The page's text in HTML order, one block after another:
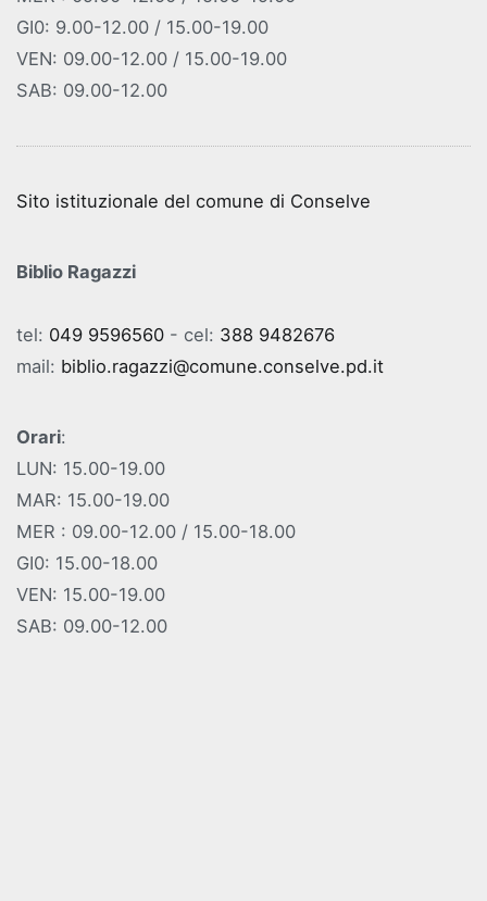
GI0: 9.00-12.00 / 15.00-19.00
VEN: 09.00-12.00 / 15.00-19.00
SAB: 09.00-12.00
Sito istituzionale del comune di Conselve
Biblio Ragazzi
tel: 049 9596560 - cel: 388 9482676
mail: biblio.ragazzi@comune.conselve.pd.it
Orari:
LUN: 15.00-19.00
MAR: 15.00-19.00
MER : 09.00-12.00 / 15.00-18.00
GI0: 15.00-18.00
VEN: 15.00-19.00
SAB: 09.00-12.00